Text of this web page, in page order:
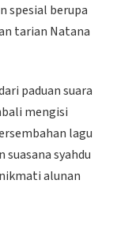
spesial berupa
tarian Natana
paduan suara
mengisi
lagu
syahdu
alunan